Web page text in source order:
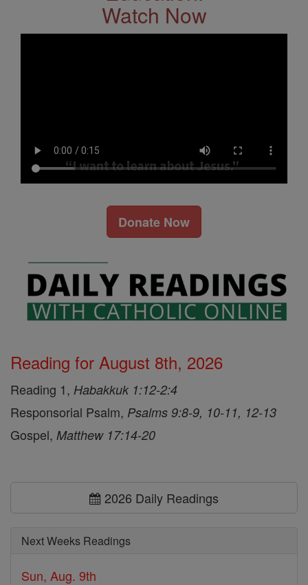
Watch Now
Donate Now
Reading for August 8th, 2026
Reading 1, Habakkuk 1:12-2:4
Responsorial Psalm, Psalms 9:8-9, 10-11, 12-13
Gospel, Matthew 17:14-20
2026 Daily Readings
Next Weeks Readings
Sun, Aug. 9th